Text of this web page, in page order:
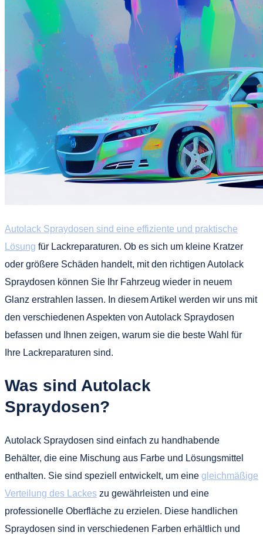
Autolack Spraydosen sind eine effiziente und praktische
Lösung für Lackreparaturen. Ob es sich um kleine Kratzer
oder größere Schäden handelt, mit den richtigen Autolack
Spraydosen können Sie Ihr Fahrzeug wieder in neuem
Glanz erstrahlen lassen. In diesem Artikel werden wir uns mit
den verschiedenen Aspekten von Autolack Spraydosen
befassen und Ihnen zeigen, warum sie die beste Wahl für
Ihre Lackreparaturen sind.
Was sind Autolack
Spraydosen?
Autolack Spraydosen sind einfach zu handhabende
Behälter, die eine Mischung aus Farbe und Lösungsmittel
enthalten. Sie sind speziell entwickelt, um eine gleichmäßige
Verteilung des Lackes zu gewährleisten und eine
professionelle Oberfläche zu erzielen. Diese handlichen
Spraydosen sind in verschiedenen Farben erhältlich und